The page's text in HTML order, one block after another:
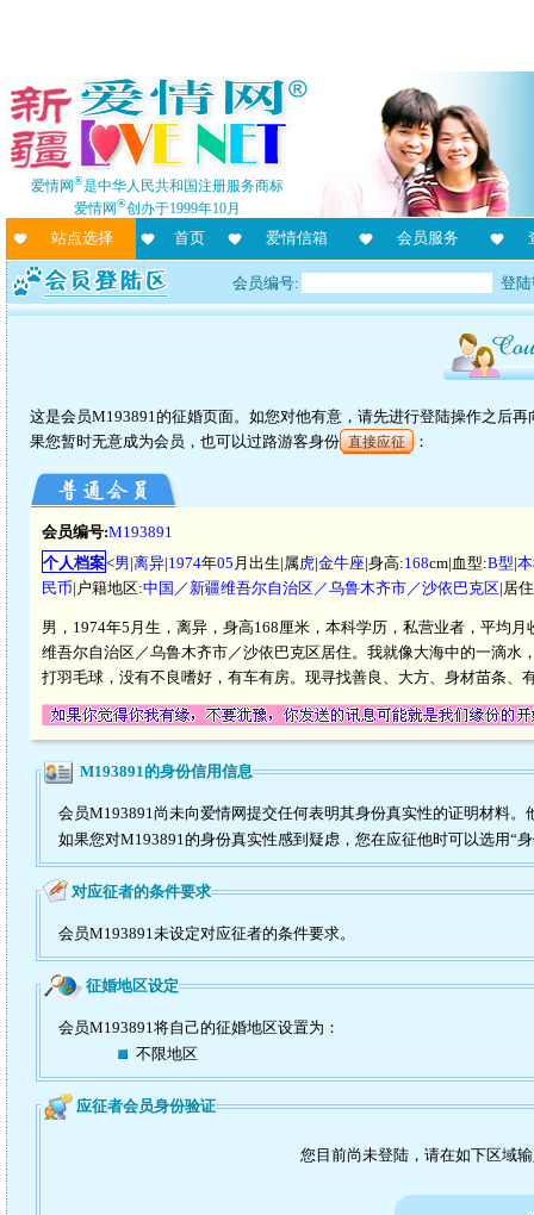
爱情网®是中华人民共和国注册服务商标
爱情网®创办于1999年10月
站点选择 首页 爱情信箱 会员服务
会员编号: 登
这是会员M193891的征婚页面。如您对他有意，请先进行登陆操作之后
果您暂时无意成为会员，也可以过路游客身份 直接应征 ：
会员编号:M193891
个人档案<男|离异|1974年05 月出生|属虎|金牛座|身高:168cm|血型:B型|
民币|户籍地区:中国／新疆维吾尔自治区／乌鲁木齐市／沙依巴克区|居
男，1974年5月生，离异，身高168厘米，本科学历，私营业者，平均
维吾尔自治区／乌鲁木齐市／沙依巴克区居住。我就像大海中的一滴
打羽毛球，没有不良嗜好，有车有房。现寻找善良、大方、身材苗条、
M193891的身份信用信息
会员M193891尚未向爱情网提交任何表明其身份真实性的证明材料。
如果您对M193891的身份真实性感到疑虑，您在应征他时可以选用“
对应征者的条件要求
会员M193891未设定对应征者的条件要求。
征婚地区设定
会员M193891将自己的征婚地区设置为：
不限地区
应征者会员身份验证
您目前尚未登陆，请在如下区域